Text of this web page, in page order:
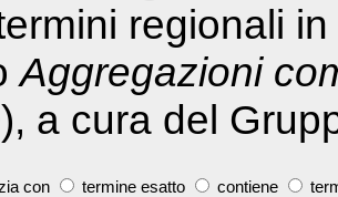
regionali
Aggregazioni
), a cura del
con termine esatto contiene